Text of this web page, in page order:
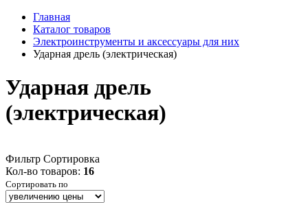
Главная
Каталог товаров
Электроинструменты и аксессуары для них
Ударная дрель (электрическая)
Ударная дрель
(электрическая)
Фильтр Сортировка
Кол-во товаров: 16
Сортировать по